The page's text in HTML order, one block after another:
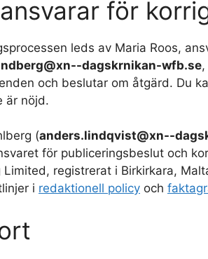
för
leds av Maria Roos,
dagskrnikan-wfb.se
och beslutar om åtgärd. Du
är nöjd.
(anders.lindqvist@xn--
för publiceringsbeslut och
Limited, registrerat i Birkirkara,
i redaktionell policy och